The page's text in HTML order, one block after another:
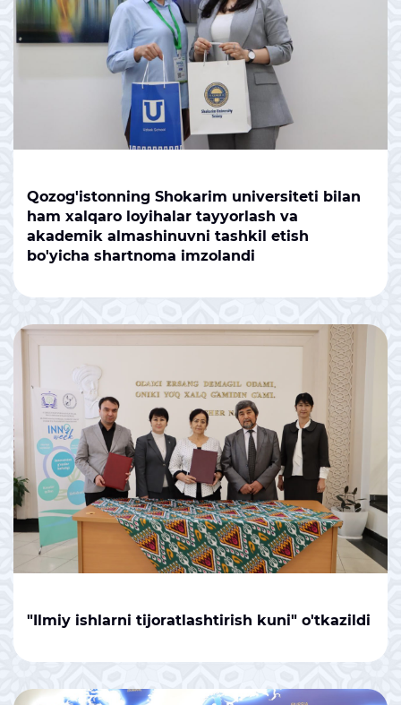
Qozog'istonning Shokarim universiteti bilan
ham xalqaro loyihalar tayyorlash va
akademik almashinuvni tashkil etish
bo'yicha shartnoma imzolandi
"Ilmiy ishlarni tijoratlashtirish kuni" o'tkazildi